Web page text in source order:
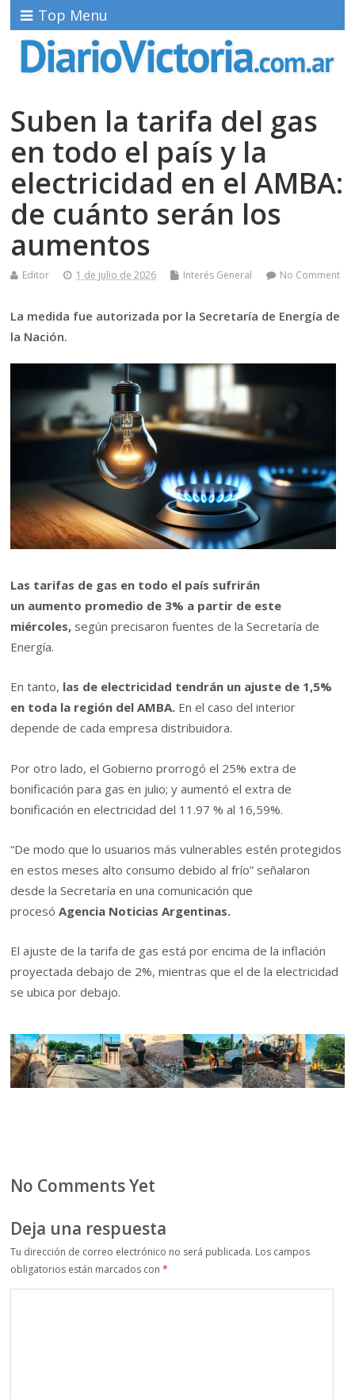
Top Menu
Suben la tarifa del gas
en todo el país y la
electricidad en el AMBA:
de cuánto serán los
aumentos
Editor 1 de julio de 2026 Interés General No Comment
La medida fue autorizada por la Secretaría de Energía de
la Nación.
Las tarifas de gas en todo el país sufrirán
un aumento promedio de 3% a partir de este
miércoles, según precisaron fuentes de la Secretaría de
Energía.
En tanto, las de electricidad tendrán un ajuste de 1,5%
en toda la región del AMBA. En el caso del interior
depende de cada empresa distribuidora.
Por otro lado, el Gobierno prorrogó el 25% extra de
bonificación para gas en julio; y aumentó el extra de
bonificación en electricidad del 11.97 % al 16,59%.
“De modo que lo usuarios más vulnerables estén protegidos
en estos meses alto consumo debido al frío” señalaron
desde la Secretaría en una comunicación que
procesóAgencia Noticias Argentinas.
El ajuste de la tarifa de gas está por encima de la inflación
proyectada debajo de 2%, mientras que el de la electricidad
se ubica por debajo.
No Comments Yet
Deja una respuesta
Tu dirección de correo electrónico no será publicada. Los campos
obligatorios están marcados con*